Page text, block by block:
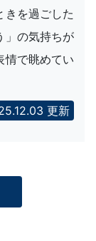
きを過ごした
の気持ちが
情で眺めてい
更新